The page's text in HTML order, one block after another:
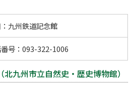
九州鉄道記念館
号：093-322-1006
九州市立自然史・歴史博物館）